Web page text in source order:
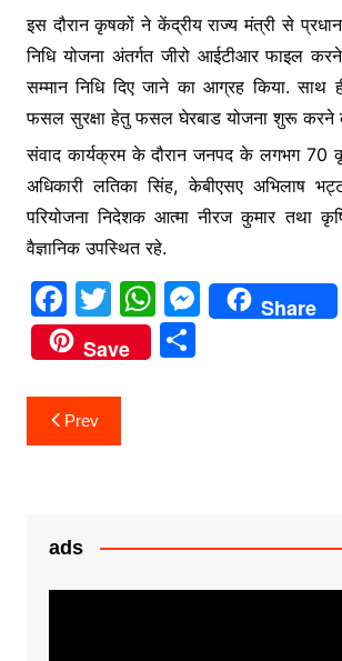
k
er
इस दौरान कृषकों ने केंद्रीय राज्य मंत्री से
निधि योजना अंतर्गत जीरो आईटीआर फाइल
सम्मान निधि दिए जाने का आग्रह किया. साथ
फसल सुरक्षा हेतु फसल घेरबाड योजना शुरू करने
संवाद कार्यक्रम के दौरान जनपद के लगभग 70
अधिकारी लतिका सिंह, केबीएसए अभिलाष
परियोजना निदेशक आत्मा नीरज कुमार तथा
वैज्ञानिक उपस्थित रहे.
F
a
c
e
b
k
T
w
itt
er
W
h
at
M
e
er
Share
Save
S
Post
navigation
Prev
ads